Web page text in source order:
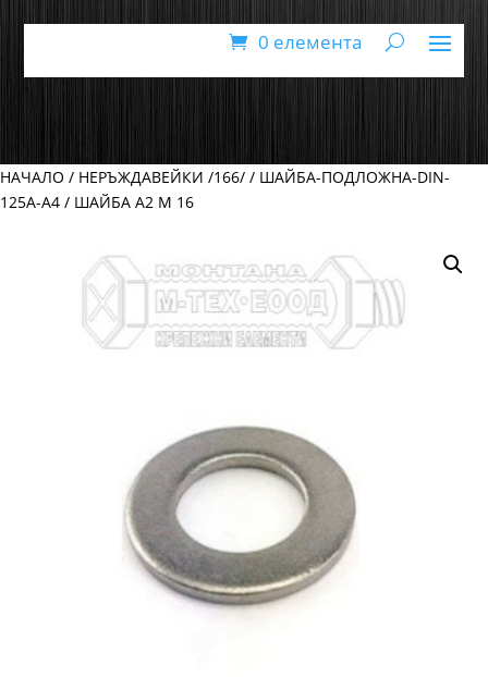
0 елемента
НАЧАЛО / НЕРЪЖДАВЕЙКИ /166/ / ШАЙБА-ПОДЛОЖНА-DIN-
125А-А4 / ШАЙБА А2 М 16